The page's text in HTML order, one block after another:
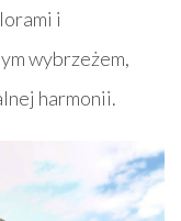
i
wybrzeżem,
harmonii.